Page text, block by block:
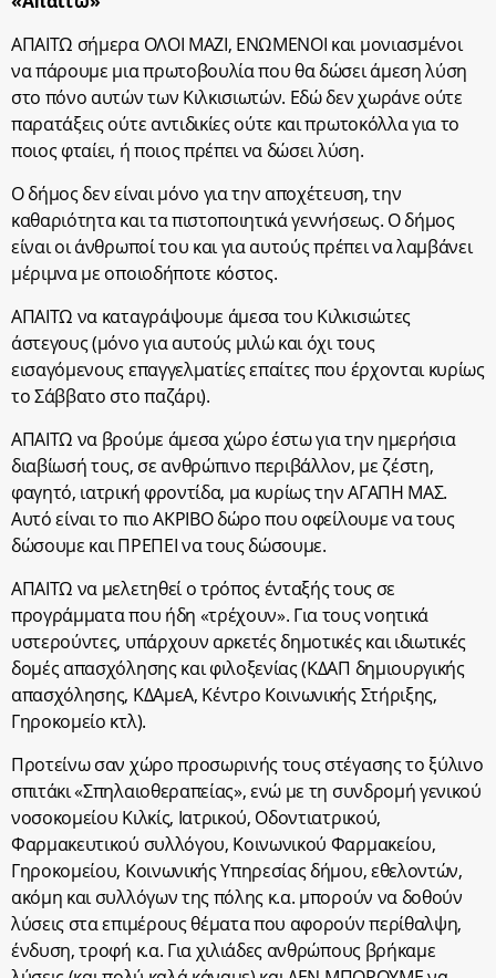
ΑΠΑΙΤΩ σήμερα ΟΛΟΙ ΜΑΖΙ, ΕΝΩΜΕΝΟΙ και μονιασμένοι
να πάρουμε μια πρωτοβουλία που θα δώσει άμεση λύση
στο πόνο αυτών των Κιλκισιωτών. Εδώ δεν χωράνε ούτε
παρατάξεις ούτε αντιδικίες ούτε και πρωτοκόλλα για το
ποιος φταίει, ή ποιος πρέπει να δώσει λύση.
Ο δήμος δεν είναι μόνο για την αποχέτευση, την
καθαριότητα και τα πιστοποιητικά γεννήσεως. Ο δήμος
είναι οι άνθρωποί του και για αυτούς πρέπει να λαμβάνει
μέριμνα με οποιοδήποτε κόστος.
ΑΠΑΙΤΩ να καταγράψουμε άμεσα του Κιλκισιώτες
άστεγους (μόνο για αυτούς μιλώ και όχι τους
εισαγόμενους επαγγελματίες επαίτες που έρχονται κυρίως
το Σάββατο στο παζάρι).
ΑΠΑΙΤΩ να βρούμε άμεσα χώρο έστω για την ημερήσια
διαβίωσή τους, σε ανθρώπινο περιβάλλον, με ζέστη,
φαγητό, ιατρική φροντίδα, μα κυρίως την ΑΓΑΠΗ ΜΑΣ.
Αυτό είναι το πιο ΑΚΡΙΒΟ δώρο που οφείλουμε να τους
δώσουμε και ΠΡΕΠΕΙ να τους δώσουμε.
ΑΠΑΙΤΩ να μελετηθεί ο τρόπος ένταξής τους σε
προγράμματα που ήδη «τρέχουν». Για τους νοητικά
υστερούντες, υπάρχουν αρκετές δημοτικές και ιδιωτικές
δομές απασχόλησης και φιλοξενίας (ΚΔΑΠ δημιουργικής
απασχόλησης, ΚΔΑμεΑ, Κέντρο Κοινωνικής Στήριξης,
Γηροκομείο κτλ).
Προτείνω σαν χώρο προσωρινής τους στέγασης το ξύλινο
σπιτάκι «Σπηλαιοθεραπείας», ενώ με τη συνδρομή γενικού
νοσοκομείου Κιλκίς, Ιατρικού, Οδοντιατρικού,
Φαρμακευτικού συλλόγου, Κοινωνικού Φαρμακείου,
Γηροκομείου, Κοινωνικής Υπηρεσίας δήμου, εθελοντών,
ακόμη και συλλόγων της πόλης κ.α. μπορούν να δοθούν
λύσεις στα επιμέρους θέματα που αφορούν περίθαλψη,
ένδυση, τροφή κ.α. Για χιλιάδες ανθρώπους βρήκαμε